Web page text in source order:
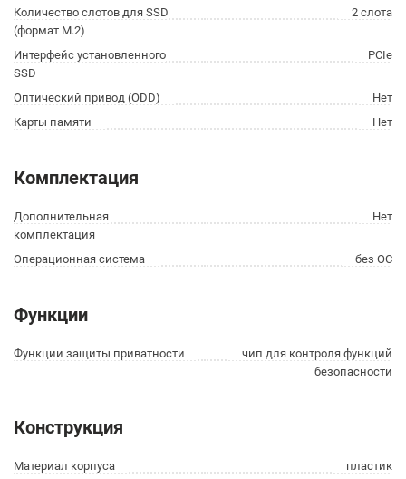
Количество слотов для SSD
(формат M.2)
2 слота
Интерфейс установленного
SSD
PCIe
Оптический привод (ODD)
Нет
Карты памяти
Нет
Комплектация
Дополнительная
комплектация
Нет
Операционная система без ОС
Функции
Функции защиты приватности
чип для контроля функций
безопасности
Конструкция
Материал корпуса
пластик